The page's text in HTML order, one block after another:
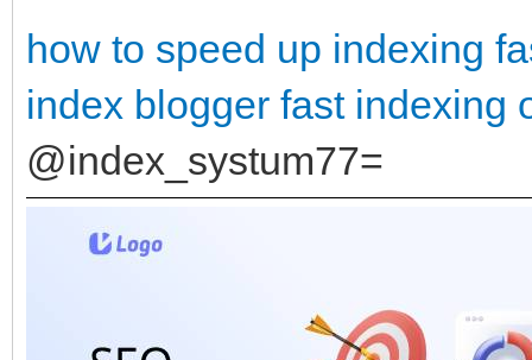
how to speed up indexing
index blogger fast indexing
@index_systum77=